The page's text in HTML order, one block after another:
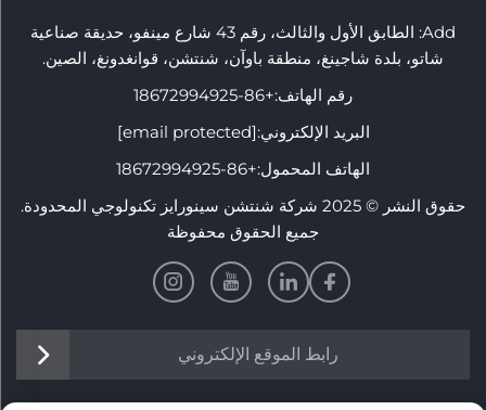
Add: الطابق الأول والثالث، رقم 43 شارع مينفو، حديقة صناعية
شاتو، بلدة شاجينغ، منطقة باوآن، شنتشن، قوانغدونغ، الصين.
رقم الهاتف:+86-18672994925
البريد الإلكتروني:[email protected]
الهاتف المحمول:+86-18672994925
حقوق النشر © 2025 شركة شنتشن سينورايز تكنولوجي المحدودة.
جميع الحقوق محفوظة
رابط الموقع الإلكتروني